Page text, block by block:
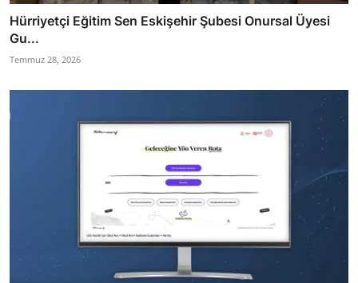
Hürriyetçi Eğitim Sen Eskişehir Şubesi Onursal Üyesi
Gu...
Temmuz 28, 2026